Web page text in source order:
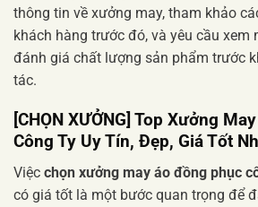
thông tin về xưởng may, tham khảo
khách hàng trước đó, và yêu cầu xem
đánh giá chất lượng sản phẩm trước
tác.
[CHỌN XƯỞNG] Top Xưởng
Công Ty Uy Tín, Đẹp, Giá Tốt
Việc chọn xưởng may áo đồng phục
có giá tốt là một bước quan trọng để